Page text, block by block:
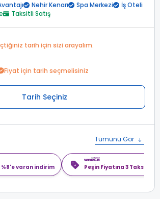
Nehir Kenarı Spa Merkezi
İş Oteli
Taksitli Satış
tarih için sizi arayalım.
Fiyat için tarih seçmelisiniz
Tarih Seçiniz
Tümünü Gör
varan indirim Peşin Fiyatına 3 Taksit